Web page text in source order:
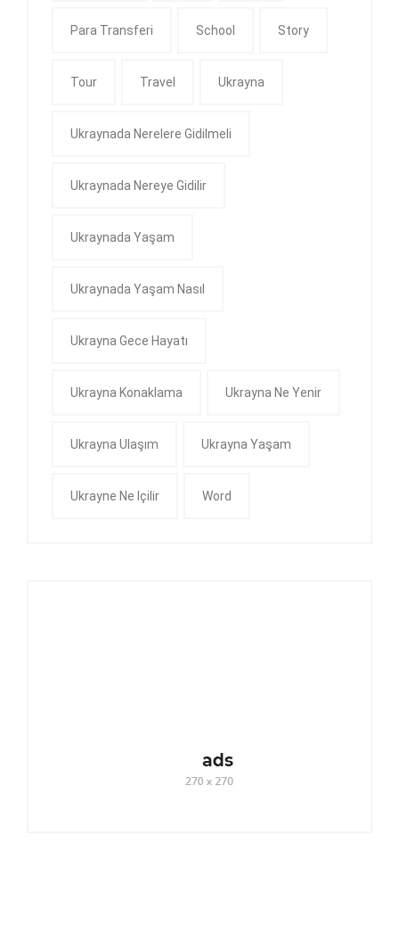
Para Transferi School Story
Tour Travel Ukrayna
Ukraynada Nerelere Gidilmeli
Ukraynada Nereye Gidilir
Ukraynada Yaşam
Ukraynada Yaşam Nasıl
Ukrayna Gece Hayatı
Ukrayna Konaklama Ukrayna Ne Yenir
Ukrayna Ulaşım Ukrayna Yaşam
Ukrayne Ne Içilir Word